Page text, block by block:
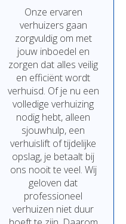
Onze ervaren
verhuizers gaan
zorgvuldig om met
jouw inboedel en
zorgen dat alles veilig
en efficiëntwordt
verhuisd. Ofje nu een
volledige verhuizing
nodig hebt, alleen
sjouwhulp, een
verhuislift oftijdelijke
opslag, je betaalt bij
ons nooitte veel. Wij
geloven dat
professioneel
verhuizen niet duur